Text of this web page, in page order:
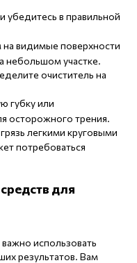
убедитесь в правильной
видимые поверхности
небольшом участке.
очиститель на
губку или
осторожного трения.
легкими круговыми
потребоваться
для
использовать
результатов. Вам